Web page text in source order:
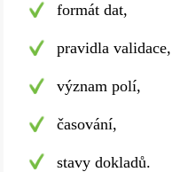
formát dat,
pravidla validace,
význam polí,
časování,
stavy dokladů.